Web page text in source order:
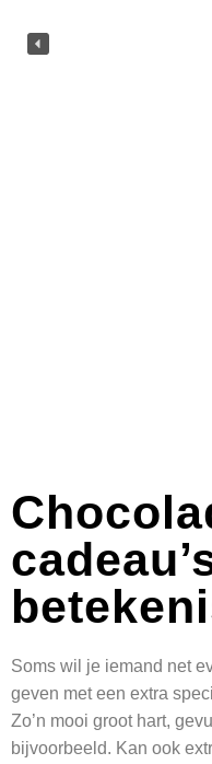
Soms wil je iemand net
geven met een extra
Zo’n mooi groot hart,
bijvoorbeeld. Kan ook